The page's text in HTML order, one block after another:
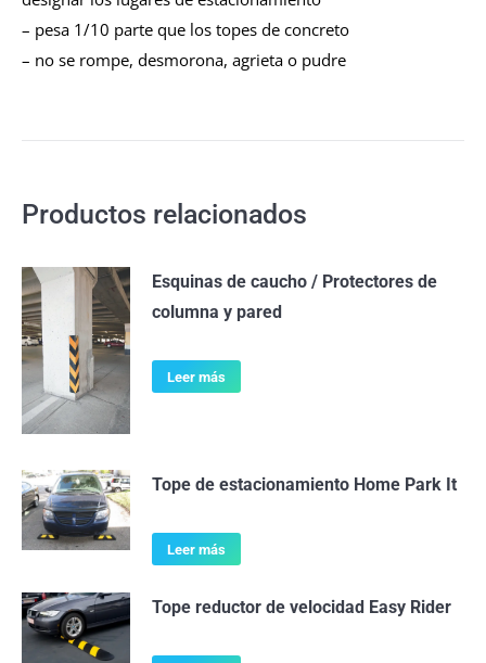
– pesa 1/10 parte que los topes de concreto
– no se rompe, desmorona, agrieta o pudre
Productos relacionados
Esquinas de caucho / Protectores de
columna y pared
Leer más
Tope de estacionamiento Home Park It
Leer más
Tope reductor de velocidad Easy Rider